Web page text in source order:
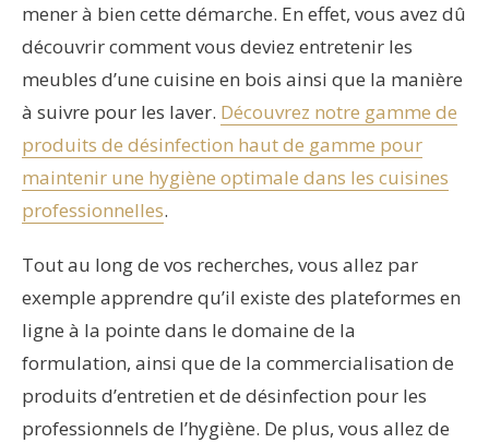
mener à bien cette démarche. En effet, vous avez dû
découvrir comment vous deviez entretenir les
meubles d’une cuisine en bois ainsi que la manière
à suivre pour les laver. Découvrez notre gamme de
produits de désinfection haut de gamme pour
maintenir une hygiène optimale dans les cuisines
professionnelles.
Tout au long de vos recherches, vous allez par
exemple apprendre qu’il existe des plateformes en
ligne à la pointe dans le domaine de la
formulation, ainsi que de la commercialisation de
produits d’entretien et de désinfection pour les
professionnels de l’hygiène. De plus, vous allez de